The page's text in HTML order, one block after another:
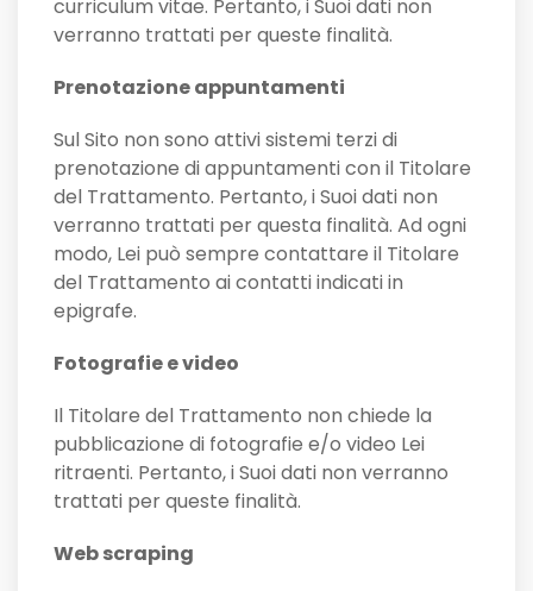
curriculum vitae. Pertanto, i Suoi dati non
verranno trattati per queste finalità.
Prenotazione appuntamenti
Sul Sito non sono attivi sistemi terzi di
prenotazione di appuntamenti con il Titolare
del Trattamento. Pertanto, i Suoi dati non
verranno trattati per questa finalità. Ad ogni
modo, Lei può sempre contattare il Titolare
del Trattamento ai contatti indicati in
epigrafe.
Fotografie e video
Il Titolare del Trattamento non chiede la
pubblicazione di fotografie e/o video Lei
ritraenti. Pertanto, i Suoi dati non verranno
trattati per queste finalità.
Web scraping